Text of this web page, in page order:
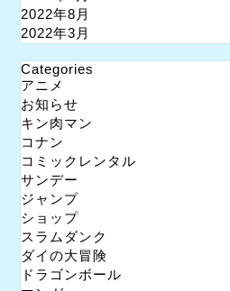
2022年8月
2022年3月
Categories
アニメ
お知らせ
キン肉マン
コナン
コミックレンタル
サンデー
ジャンプ
ショップ
スラムダンク
ダイの大冒険
ドラゴンボール